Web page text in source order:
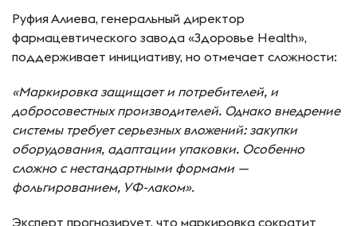
Руфия Алиева, генеральный директор
фармацевтического завода «Здоровье Health»,
поддерживает инициативу, но отмечает сложности:
«Маркировка защищает и потребителей, и
добросовестных производителей. Однако внедрение
системы требует серьезных вложений: закупки
оборудования, адаптации упаковки. Особенно
сложно с нестандартными формами —
фольгированием, УФ-лаком».
Эксперт прогнозирует, что маркировка сократит